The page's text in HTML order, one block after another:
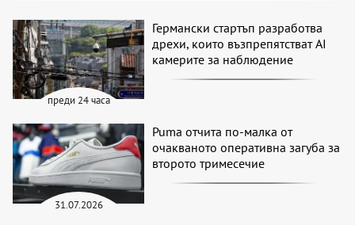
преди 24 часа
Германски стартъп разработва
дрехи, които възпрепятстват AI
камерите за наблюдение
31.07.2026
Puma отчита по-малка от
очакваното оперативна загуба за
второто тримесечие